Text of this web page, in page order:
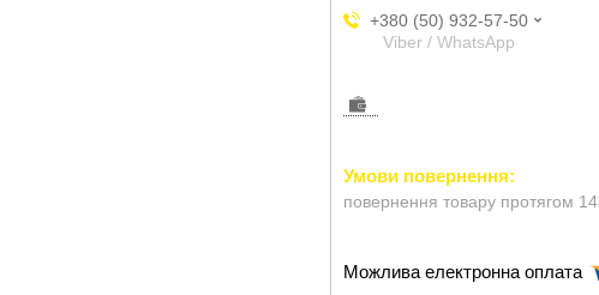
+380 (50) 932-57-50
Viber / WhatsApp
повернення товару протягом